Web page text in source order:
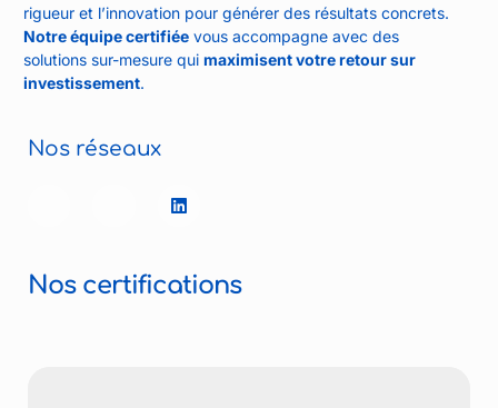
rigueur et l’innovation pour générer des résultats concrets.
Notre équipe certifiée vous accompagne avec des
solutions sur-mesure qui maximisent votre retour sur
investissement.
Nos réseaux
Nos certifications